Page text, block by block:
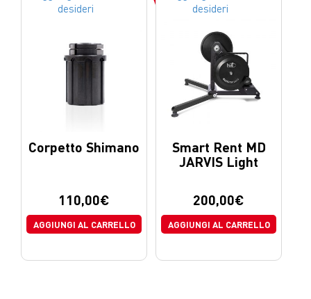
desideri
Corpetto Shimano
110,00€
AGGIUNGI AL CARRELLO
desideri
Smart Rent MD
JARVIS Light
200,00€
AGGIUNGI AL CARRELLO